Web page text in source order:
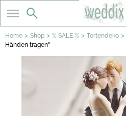
Home > Shop > % SALE % > Tortendeko >
Händen tragen"